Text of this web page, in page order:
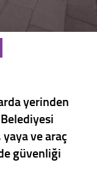
yerinden
yaya ve araç
güvenliği